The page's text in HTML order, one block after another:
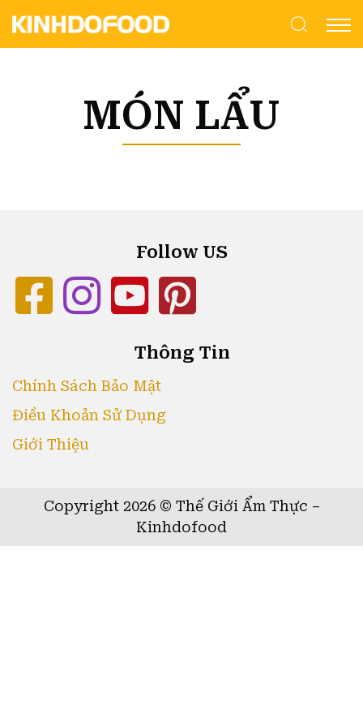
MÓN LẨU
Follow US
Thông Tin
Chính Sách Bảo Mật
Điều Khoản Sử Dụng
Giới Thiệu
Copyright 2026 © Thế Giới Ẩm Thực –
Kinhdofood